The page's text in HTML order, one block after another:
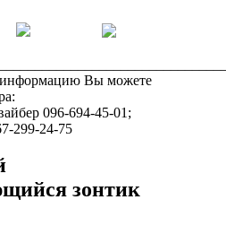
информацию Вы можете
096-694-45-01;
299-24-75
зонтик